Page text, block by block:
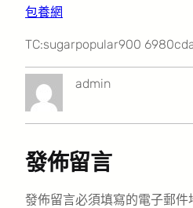
包養網
TC:sugarpopular900
admin
發佈留言
發佈留言必須填寫的電子郵件